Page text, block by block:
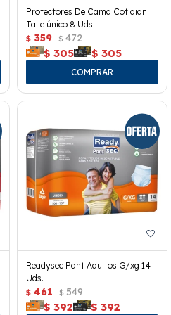
Protectores De Cama Cotidian
Talle único 8 Uds.
$ 359 $ 472
$ 305 $ 305
Readysec Pant Adultos G/xg 14
Uds.
$ 461 $ 549
$ 392 $ 392